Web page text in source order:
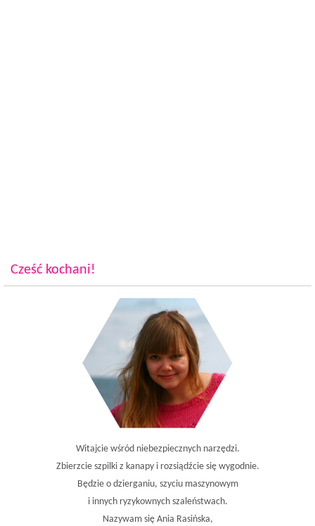
Cześć kochani!
Witajcie wśród niebezpiecznych narzędzi.
Zbierzcie szpilki z kanapy i rozsiądźcie się wygodnie.
Będzie o dzierganiu, szyciu maszynowym
i innych ryzykownych szaleństwach.
Nazywam się Ania Rasińska,